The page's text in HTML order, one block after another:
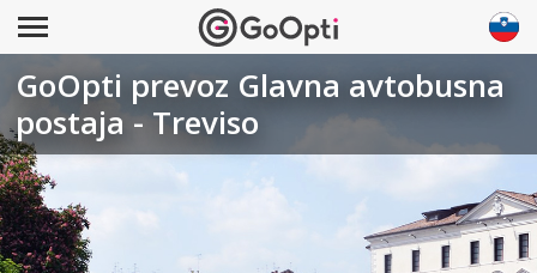
GoOpti prevoz Glavna avtobusna
postaja - Treviso